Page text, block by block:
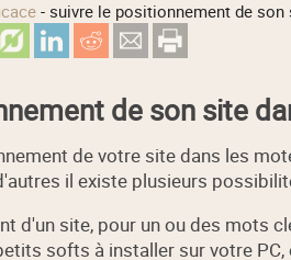
- suivre le positionnement de
de son site
de votre site dans les
il existe plusieurs
d'un site, pour un ou des mots
softs à installer sur votre